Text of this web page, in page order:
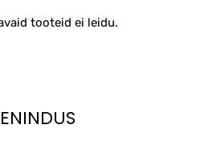
tooteid ei leidu.